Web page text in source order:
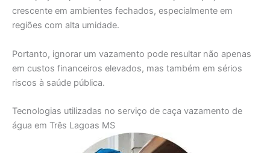
crescente em ambientes fechados, especialmente em
regiões com alta umidade.
Portanto, ignorar um vazamento pode resultar não apenas
em custos financeiros elevados, mas também em sérios
riscos à saúde pública.
Tecnologias utilizadas no serviço de caça vazamento de
água em Três Lagoas MS